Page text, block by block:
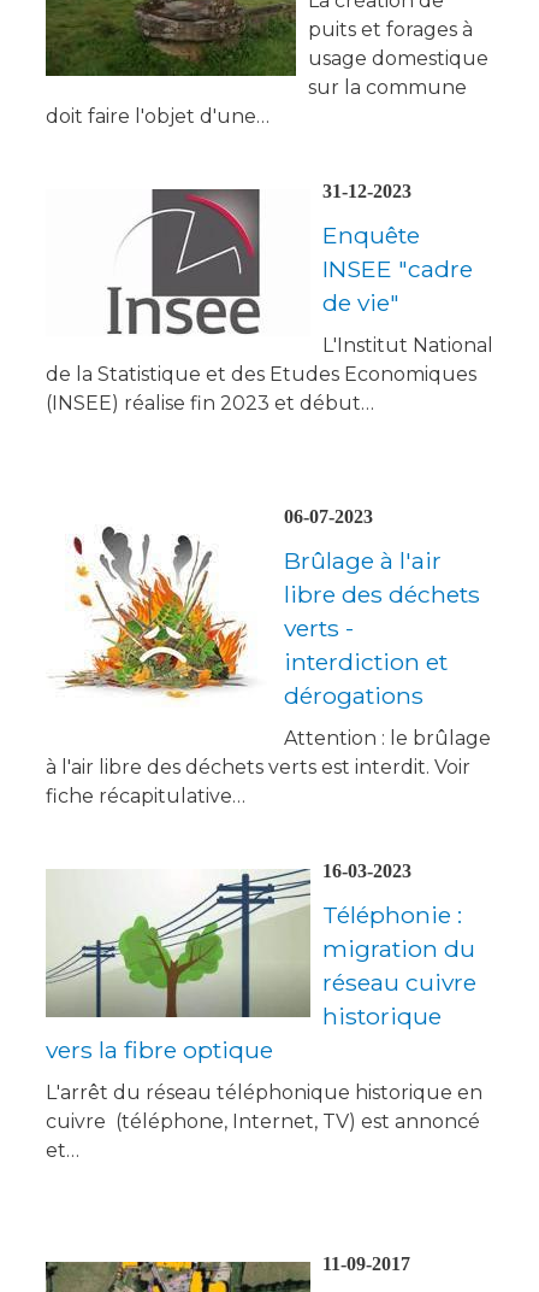
puits et forages à
usage domestique
sur la commune
doit faire l'objet d'une…
31-12-2023
Enquête
INSEE "cadre
de vie"
L'Institut National
de la Statistique et des Etudes Economiques
(INSEE) réalise fin 2023 et début…
06-07-2023
Brûlage à l'air
libre des déchets
verts -
interdiction et
dérogations
Attention : le brûlage
à l'air libre des déchets verts est interdit. Voir
fiche récapitulative…
16-03-2023
Téléphonie :
migration du
réseau cuivre
historique
vers la fibre optique
L'arrêt du réseau téléphonique historique en
cuivre (téléphone, Internet, TV) est annoncé
et…
11-09-2017